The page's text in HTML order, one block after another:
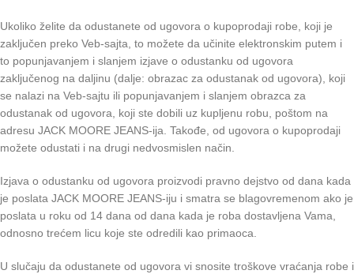
Ukoliko želite da odustanete od ugovora o kupoprodaji robe, koji je
zaključen preko Veb-sajta, to možete da učinite elektronskim putem i
to popunjavanjem i slanjem izjave o odustanku od ugovora
zaključenog na daljinu (dalje: obrazac za odustanak od ugovora), koji
se nalazi na Veb-sajtu ili popunjavanjem i slanjem obrazca za
odustanak od ugovora, koji ste dobili uz kupljenu robu, poštom na
adresu JACK MOORE JEANS-ija. Takođe, od ugovora o kupoprodaji
možete odustati i na drugi nedvosmislen način.
Izjava o odustanku od ugovora proizvodi pravno dejstvo od dana kada
je poslata JACK MOORE JEANS-iju i smatra se blagovremenom ako je
poslata u roku od 14 dana od dana kada je roba dostavljena Vama,
odnosno trećem licu koje ste odredili kao primaoca.
U slučaju da odustanete od ugovora vi snosite troškove vraćanja robe i